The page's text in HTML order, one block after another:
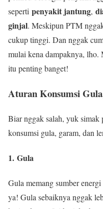
seperti penyakit jantung,
ginjal. Meskipun PTM
cukup tinggi. Dan nggak
mulai kena dampaknya, lho.
itu penting banget!
Aturan Konsumsi
Biar nggak salah, yuk simak
konsumsi gula, garam, dan
1. Gula
Gula memang sumber
ya! Gula sebaiknya nggak